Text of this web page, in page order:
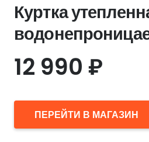
Куртка
12 990 ₽
ПЕРЕЙТИ В МАГАЗИН